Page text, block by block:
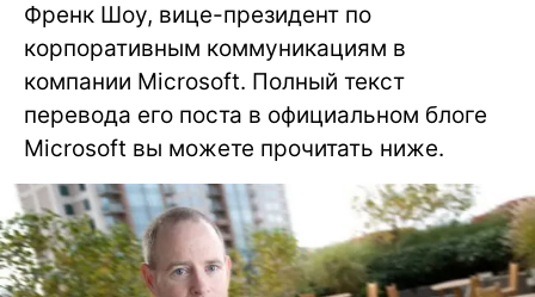
Френк Шоу, вице-президент по
корпоративным коммуникациям в
компании Microsoft. Полный текст
перевода его поста в официальном блоге
Microsoft вы можете прочитать ниже.